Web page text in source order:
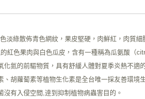
淡綠散佈青色網紋，果皮堅硬，肉鮮紅，肉質細
紅色果肉與白色瓜皮，含有一種稱為瓜氨酸（
化氮的前驅物質，具有舒緩人體對夏季炎熱不適
、胡蘿蔔素等植物生化素是全台唯一採友善環境
有入侵空間,逹到抑制植物病蟲害目的。